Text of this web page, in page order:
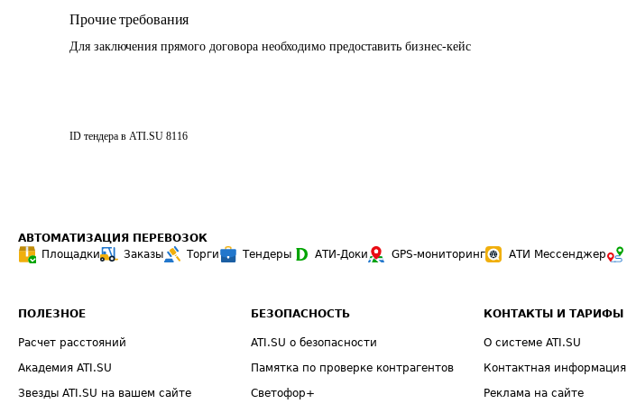
Прочие требования
Для заключения прямого договора необходимо предоставить бизнес-кейс
ID тендера в ATI.SU 8116
АВТОМАТИЗАЦИЯ ПЕРЕВОЗОК
Площадки
Заказы Торги Тендеры АТИ-Доки GPS-мониторинг АТИ Мессенджер
ПОЛЕЗНОЕ
Расчет расстояний
Академия ATI.SU
Звезды ATI.SU на вашем сайте
БЕЗОПАСНОСТЬ
ATI.SU о безопасности
Памятка по проверке контрагентов
Светофор+
КОНТАКТЫ И ТАРИФЫ
О системе ATI.SU
Контактная информация
Реклама на сайте